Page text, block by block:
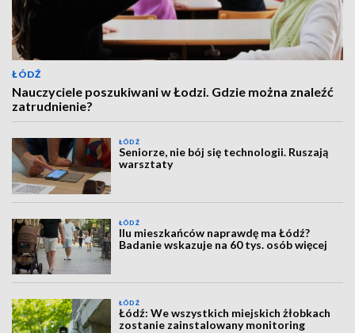
ŁÓDŹ
Nauczyciele poszukiwani w Łodzi. Gdzie można znaleźć
zatrudnienie?
ŁÓDŹ
Seniorze, nie bój się technologii. Ruszają
warsztaty
ŁÓDŹ
Ilu mieszkańców naprawdę ma Łódź?
Badanie wskazuje na 60 tys. osób więcej
ŁÓDŹ
Łódź: We wszystkich miejskich żłobkach
zostanie zainstalowany monitoring